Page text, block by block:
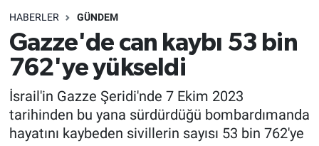
HABERLER GÜNDEM
Gazze'de can kaybı 53 bin
762'ye yükseldi
İsrail'in Gazze Şeridi'nde 7 Ekim 2023
tarihinden bu yana sürdürdüğü bombardımanda
hayatını kaybeden sivillerin sayısı 53 bin 762'ye